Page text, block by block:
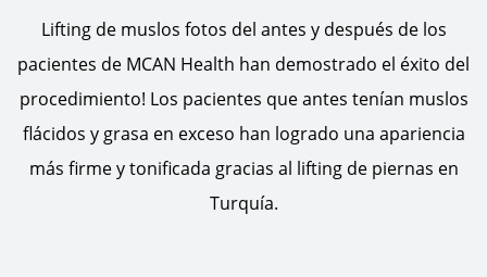
Lifting de muslos fotos del antes y después de los
pacientes de MCAN Health han demostrado el éxito del
procedimiento! Los pacientes que antes tenían muslos
flácidos y grasa en exceso han logrado una apariencia
más firme y tonificada gracias al lifting de piernas en
Turquía.